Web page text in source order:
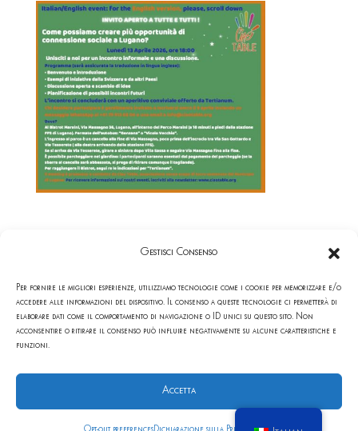
Gestisci Consenso
Per fornire le migliori esperienze, utilizziamo tecnologie come i cookie per memorizzare e/o
accedere alle informazioni del dispositivo. Il consenso a queste tecnologie ci permetterà di
elaborare dati come il comportamento di navigazione o ID unici su questo sito. Non
acconsentire o ritirare il consenso può influire negativamente su alcune caratteristiche e
funzioni.
Accetta
©2025 Ciao Table. Tutti i diritti riservati. L’opera è protetta dalla
Legge sul diritto d’autore (LDA). È vietata la riproduzione senza
Associazione Ciao Table, Via Massagno 32 6900 Lugano, Svizzera.
tel : +41 (0)91 921 09 85, E-mail: ciaotable@protonmail.com © SIlvio